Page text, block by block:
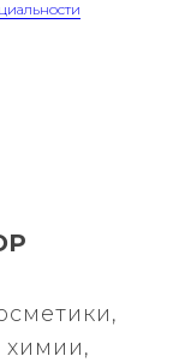
химии,